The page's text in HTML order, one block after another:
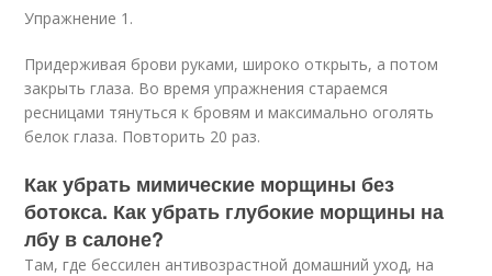
Упражнение 1.
Придерживая брови руками, широко открыть, а потом
закрыть глаза. Во время упражнения стараемся
ресницами тянуться к бровям и максимально оголять
белок глаза. Повторить 20 раз.
Как убрать мимические морщины без
ботокса. Как убрать глубокие морщины на
лбу в салоне?
Там, где бессилен антивозрастной домашний уход, на